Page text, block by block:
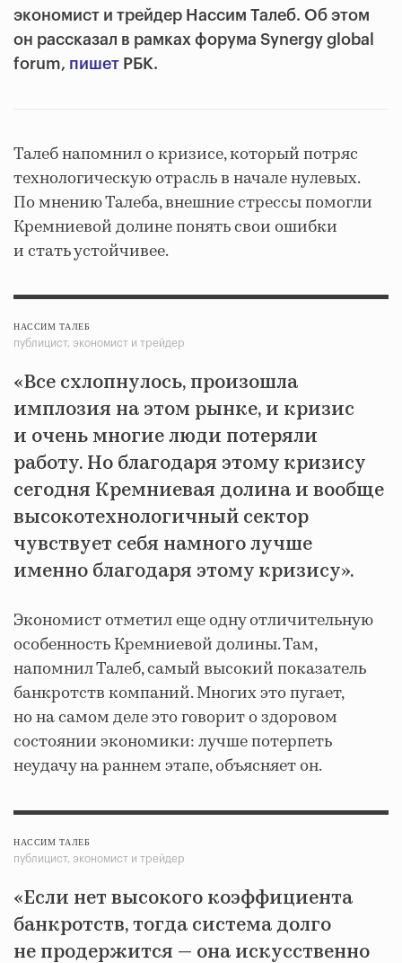
экономист и трейдер Нассим Талеб. Об этом
он рассказал в рамках форума Synergy global
forum, пишет РБК.
Талеб напомнил о кризисе, который потряс
технологическую отрасль в начале нулевых.
По мнению Талеба, внешние стрессы помогли
Кремниевой долине понять свои ошибки
и стать устойчивее.
НАССИМ ТАЛЕБ
публицист, экономист и трейдер
«Все схлопнулось, произошла
имплозия на этом рынке, и кризис
и очень многие люди потеряли
работу. Но благодаря этому кризису
сегодня Кремниевая долина и вообще
высокотехнологичный сектор
чувствует себя намного лучше
именно благодаря этому кризису».
Экономист отметил еще одну отличительную
особенность Кремниевой долины. Там,
напомнил Талеб, самый высокий показатель
банкротств компаний. Многих это пугает,
но на самом деле это говорит о здоровом
состоянии экономики: лучше потерпеть
неудачу на раннем этапе, объясняет он.
НАССИМ ТАЛЕБ
публицист, экономист и трейдер
«Если нет высокого коэффициента
банкротств, тогда система долго
не продержится — она искусственно